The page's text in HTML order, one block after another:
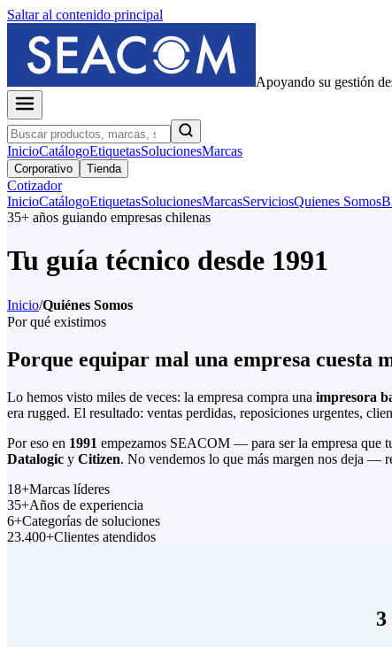
Saltar al contenido principal
Apoyando su gestión
InicioCatálogoEtiquetasSolucionesMarcas
Corporativo Tienda
Cotizador
InicioCatálogoEtiquetasSolucionesMarcasServiciosQuienes Somos
35+ años guiando empresas chilenas
Tu guía técnico desde 1991
Inicio/Quiénes Somos
Por qué existimos
Porque equipar mal una empresa cuesta
Lo hemos visto miles de veces: la empresa compra una impresora
era rugged. El resultado: ventas perdidas, reposiciones urgentes,
Por eso en 1991 empezamos SEACOM — para ser la empresa que
Datalogic y Citizen. No vendemos lo que más margen nos deja —
18+Marcas líderes
35+Años de experiencia
6+Categorías de soluciones
23.400+Clientes atendidos